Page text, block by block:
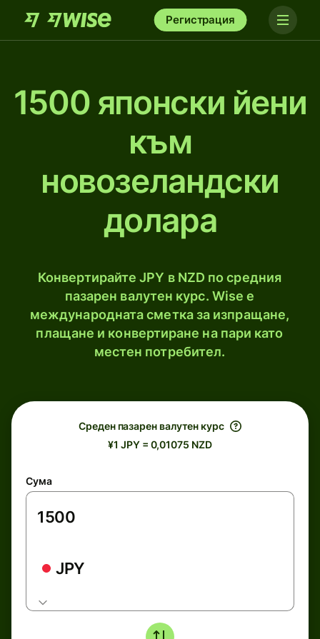
Регистрация
1500 японски йени
към
новозеландски
долара
Конвертирайте JPY в NZD по средния
пазарен валутен курс. Wise е
международната сметка за изпращане,
плащане и конвертиране на пари като
местен потребител.
Среден пазарен валутен курс
¥1 JPY = 0,01075 NZD
Сума
JPY